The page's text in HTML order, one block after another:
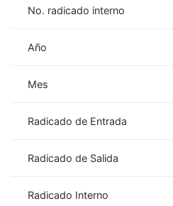
No. radicado interno
Año
Mes
Radicado de Entrada
Radicado de Salida
Radicado Interno